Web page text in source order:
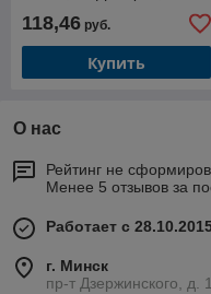
118,46 руб.
Купить
О нас
Рейтинг не
Менее 5 отзывов за
Работает с
г. Минск
пр-т Дзержинского,